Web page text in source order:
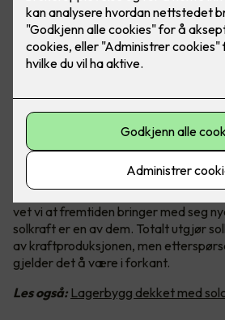
næringsbygg, kan bedriften din bli
uavhengig av strømprodusenter!
Vær i forkant, det
I Norge er vann vår hovedkilde til
vet vi at fremtiden bringer med seg
solkraft er en av dem. Totalt utgjør
av kraftproduksjonen, men
gjelder det å være i forkant.
Les også: Lagerbygg dekket med